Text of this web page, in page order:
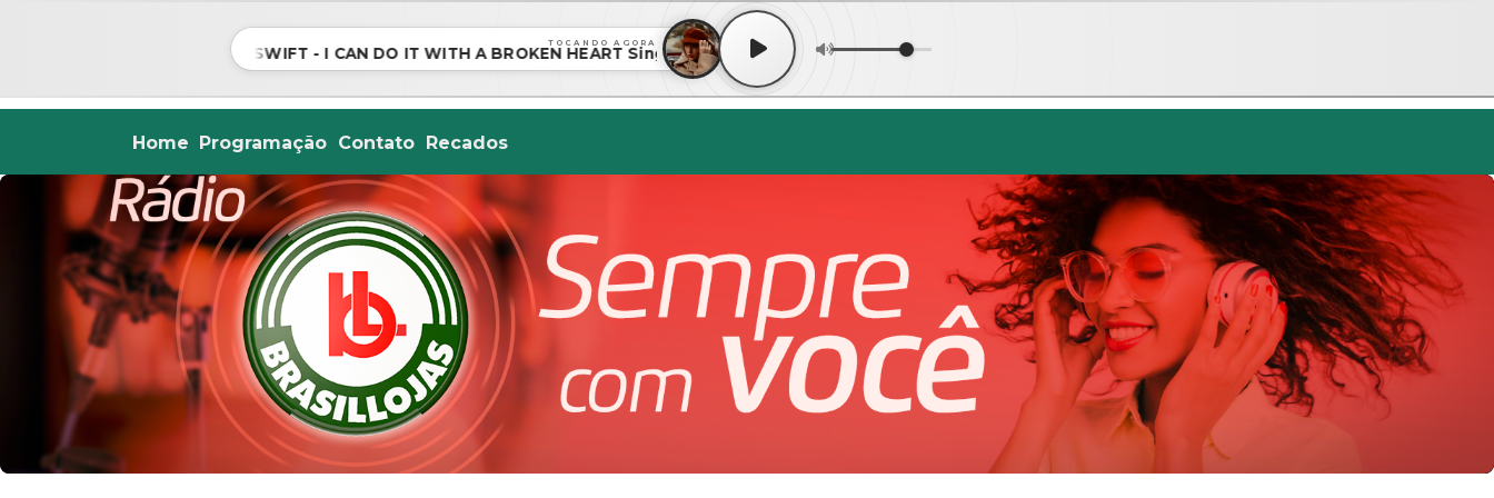
TOCANDO AGORA
TAYLOR SWIFT - I CAN DO IT WITH A BROKEN HEART Single • TAYLOR SWIFT - I CAN DO IT WITH A BROKEN HEART Single
Home Programação Contato Recados